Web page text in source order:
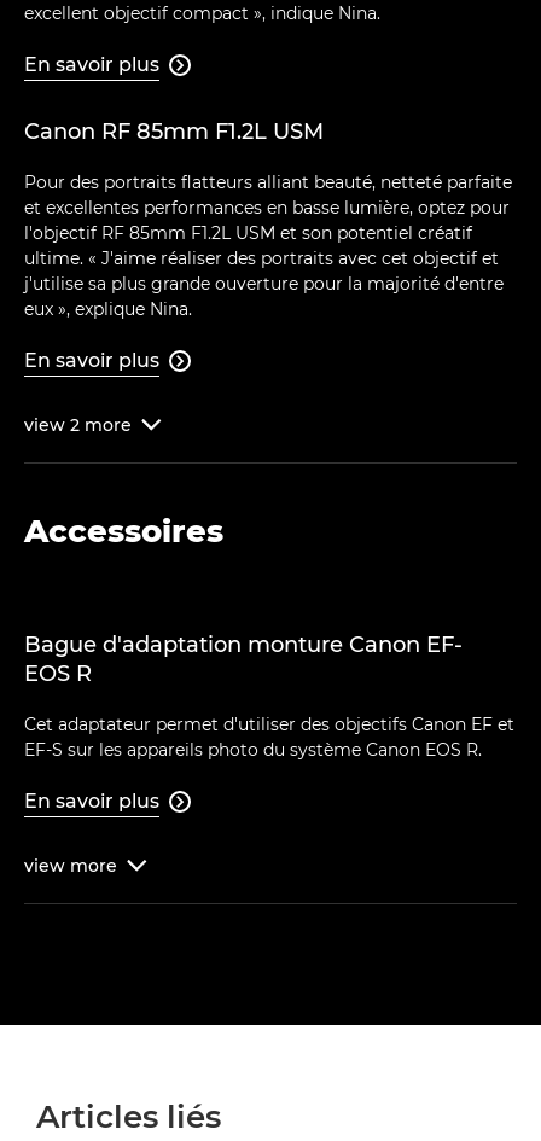
excellent objectif compact », indique Nina.
En savoir plus 
Canon RF 85mm F1.2L USM
Pour des portraits flatteurs alliant beauté, netteté parfaite
et excellentes performances en basse lumière, optez pour
l'objectif RF 85mm F1.2L USM et son potentiel créatif
ultime. « J'aime réaliser des portraits avec cet objectif et
j'utilise sa plus grande ouverture pour la majorité d'entre
eux », explique Nina.
En savoir plus 
view 2 more 
Accessoires
Bague d'adaptation monture Canon EF-
EOS R
Cet adaptateur permet d'utiliser des objectifs Canon EF et
EF-S sur les appareils photo du système Canon EOS R.
En savoir plus 
view more 
Articles liés